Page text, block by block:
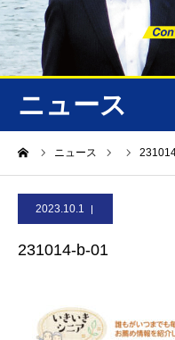
ニュース
ニュース
2023.10.1
231014-b-01
ニュース/トピックス
ニュース